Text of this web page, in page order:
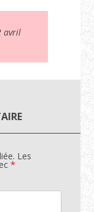
avril
Les
*